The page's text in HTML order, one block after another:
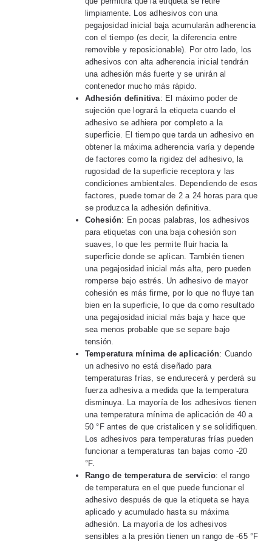
limpiamente. Los adhesivos con una
pegajosidad inicial baja acumularán adherencia
con el tiempo (es decir, la diferencia entre
removible y reposicionable). Por otro lado, los
adhesivos con alta adherencia inicial tendrán
una adhesión más fuerte y se unirán al
contenedor mucho más rápido.
Adhesión definitiva: El máximo poder de
sujeción que logrará la etiqueta cuando el
adhesivo se adhiera por completo a la
superficie. El tiempo que tarda un adhesivo en
obtener la máxima adherencia varía y depende
de factores como la rigidez del adhesivo, la
rugosidad de la superficie receptora y las
condiciones ambientales. Dependiendo de esos
factores, puede tomar de 2 a 24 horas para que
se produzca la adhesión definitiva.
Cohesión: En pocas palabras, los adhesivos
para etiquetas con una baja cohesión son
suaves, lo que les permite fluir hacia la
superficie donde se aplican. También tienen
una pegajosidad inicial más alta, pero pueden
romperse bajo estrés. Un adhesivo de mayor
cohesión es más firme, por lo que no fluye tan
bien en la superficie, lo que da como resultado
una pegajosidad inicial más baja y hace que
sea menos probable que se separe bajo
tensión.
Temperatura mínima de aplicación: Cuando
un adhesivo no está diseñado para
temperaturas frías, se endurecerá y perderá su
fuerza adhesiva a medida que la temperatura
disminuya. La mayoría de los adhesivos tienen
una temperatura mínima de aplicación de 40 a
50 °F antes de que cristalicen y se solidifiquen.
Los adhesivos para temperaturas frías pueden
funcionar a temperaturas tan bajas como -20
°F.
Rango de temperatura de servicio: el rango
de temperatura en el que puede funcionar el
adhesivo después de que la etiqueta se haya
aplicado y acumulado hasta su máxima
adhesión. La mayoría de los adhesivos
sensibles a la presión tienen un rango de -65 °F